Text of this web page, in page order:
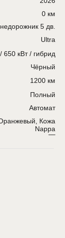
1200 км
Полный
Автомат
0 км
Ultra
650 кВт / гибрид
Чёрный
5 дв.
Кожа
Nappa
—